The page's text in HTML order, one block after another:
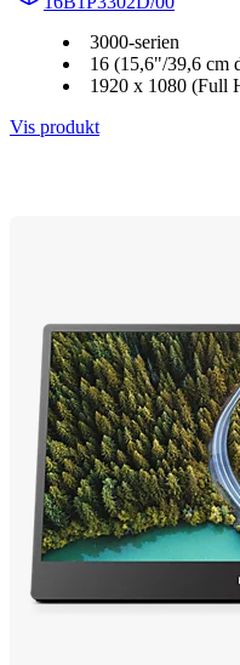
3000-serien
16 (15,6"/39,6 cm
1920 x 1080 (Full
Vis produkt